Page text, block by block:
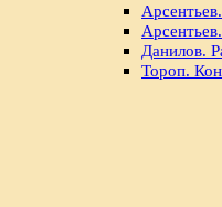
Данилов.
Тороп.